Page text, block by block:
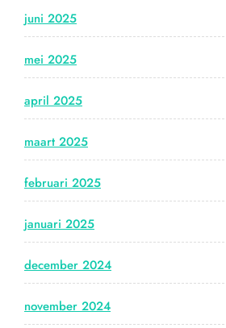
juni 2025
mei 2025
april 2025
maart 2025
februari 2025
januari 2025
december 2024
november 2024